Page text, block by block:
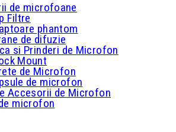
de microfoane
Filtre
phantom
de difuzie
si Prinderi de Microfon
Mount
de Microfon
de microfon
Accesorii de Microfon
microfon